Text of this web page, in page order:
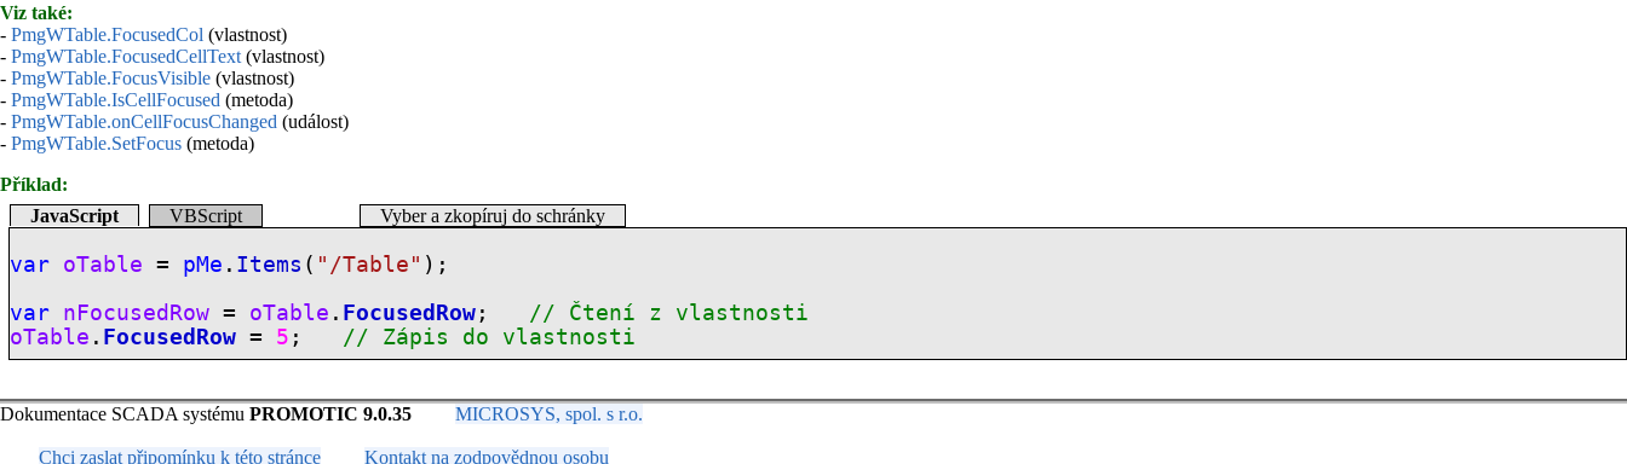
Viz také:
- PmgWTable.FocusedCol (vlastnost)
- PmgWTable.FocusedCellText (vlastnost)
- PmgWTable.FocusVisible (vlastnost)
- PmgWTable.IsCellFocused (metoda)
- PmgWTable.onCellFocusChanged (událost)
- PmgWTable.SetFocus (metoda)
Příklad:
JavaScript
VBScript Vyber a zkopíruj do schránky
var oTable = pMe . Items ( "/Table" );
var nFocusedRow = oTable . FocusedRow ; // Čtení z vlastnosti
oTable . FocusedRow = 5 ; // Zápis do vlastnosti
Dokumentace SCADA systému PROMOTIC 9.0.35 MICROSYS, spol. s r.o.
Chci zaslat připomínku k této stránce Kontakt na zodpovědnou osobu